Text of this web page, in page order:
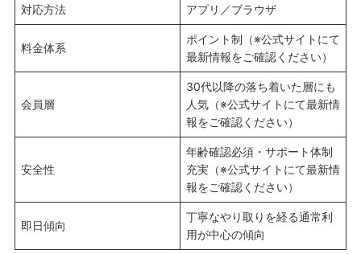
対応方法 アプリ／ブラウザ
料金体系
ポイント制（※公式サイトにて
最新情報をご確認ください）
会員層
30代以降の落ち着いた層にも
人気（※公式サイトにて最新情
報をご確認ください）
安全性
年齢確認必須・サポート体制
充実（※公式サイトにて最新情
報をご確認ください）
即日傾向
丁寧なやり取りを経る通常利
用が中心の傾向